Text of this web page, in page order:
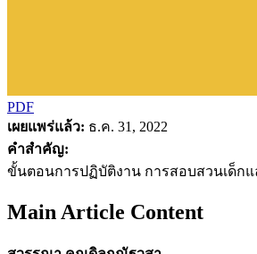
PDF
เผยแพร่แล้ว: ธ.ค. 31, 2022
คำสำคัญ:
ขั้นตอนการปฏิบัติงาน การสอบสวนเด็กแ
Main Article Content